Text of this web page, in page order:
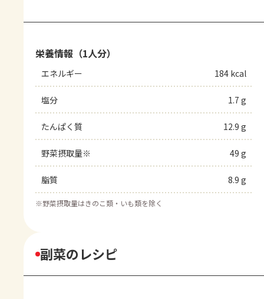
栄養情報（1人分）
エネルギー 184 kcal
塩分 1.7 g
たんぱく質 12.9 g
野菜摂取量※ 49 g
脂質 8.9 g
※野菜摂取量はきのこ類・いも類を除く
副菜のレシピ